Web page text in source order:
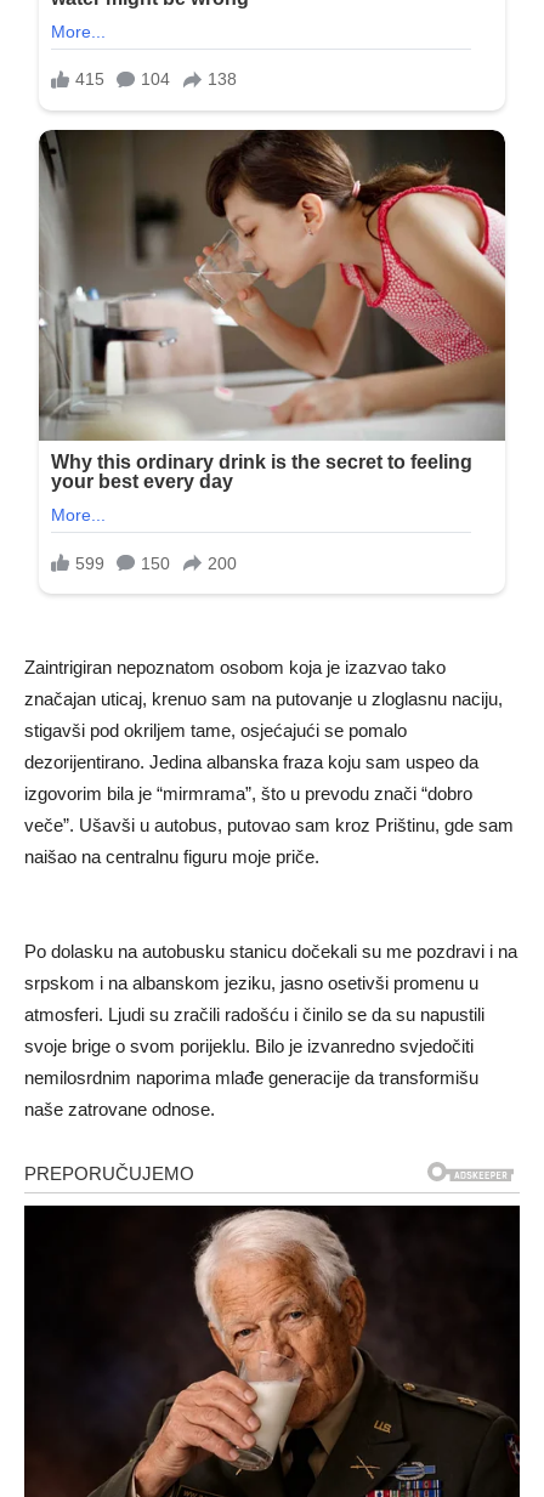
Zaintrigiran nepoznatom osobom koja je izazvao tako
značajan uticaj, krenuo sam na putovanje u zloglasnu naciju,
stigavši ​​pod okriljem tame, osjećajući se pomalo
dezorijentirano. Jedina albanska fraza koju sam uspeo da
izgovorim bila je “mirmrama”, što u prevodu znači “dobro
veče”. Ušavši u autobus, putovao sam kroz Prištinu, gde sam
naišao na centralnu figuru moje priče.
Po dolasku na autobusku stanicu dočekali su me pozdravi i na
srpskom i na albanskom jeziku, jasno osetivši promenu u
atmosferi. Ljudi su zračili radošću i činilo se da su napustili
svoje brige o svom porijeklu. Bilo je izvanredno svjedočiti
nemilosrdnim naporima mlađe generacije da transformišu
naše zatrovane odnose.